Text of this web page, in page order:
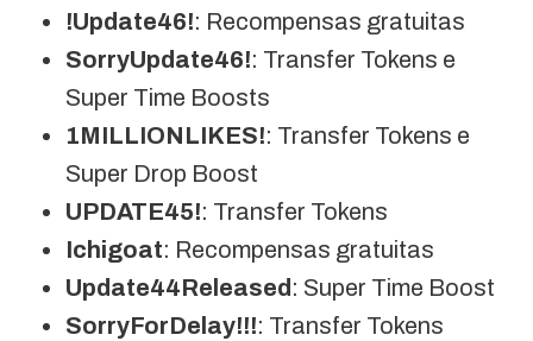
!Update46!: Recompensas gratuitas
SorryUpdate46!: Transfer Tokens e
Super Time Boosts
1MILLIONLIKES!: Transfer Tokens e
Super Drop Boost
UPDATE45!: Transfer Tokens
Ichigoat: Recompensas gratuitas
Update44Released : Super Time Boost
SorryForDelay!!!: Transfer Tokens